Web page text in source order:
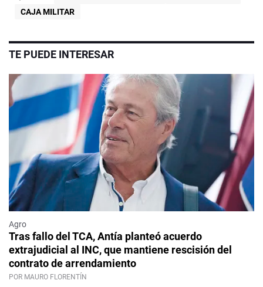
CAJA MILITAR
TE PUEDE INTERESAR
Agro
Tras fallo del TCA, Antía planteó acuerdo
extrajudicial al INC, que mantiene rescisión del
contrato de arrendamiento
POR MAURO FLORENTÍN